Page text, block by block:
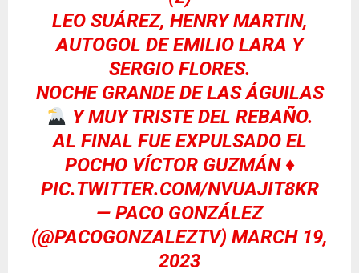
LEO SUÁREZ, HENRY MARTIN,
AUTOGOL DE EMILIO LARA Y
SERGIO FLORES.
NOCHE GRANDE DE LAS ÁGUILAS
Y MUY TRISTE DEL REBAÑO.
AL FINAL FUE EXPULSADO EL
POCHO VÍCTOR GUZMÁN ♦️
PIC.TWITTER.COM/NVUAJIT8KR
— PACO GONZÁLEZ
(@PACOGONZALEZTV) MARCH 19,
2023